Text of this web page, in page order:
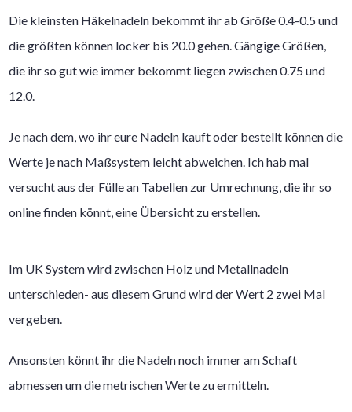
Die kleinsten Häkelnadeln bekommt ihr ab Größe 0.4-0.5 und
die größten können locker bis 20.0 gehen. Gängige Größen,
die ihr so gut wie immer bekommt liegen zwischen 0.75 und
12.0.
Je nach dem, wo ihr eure Nadeln kauft oder bestellt können die
Werte je nach Maßsystem leicht abweichen. Ich hab mal
versucht aus der Fülle an Tabellen zur Umrechnung, die ihr so
online finden könnt, eine Übersicht zu erstellen.
Im UK System wird zwischen Holz und Metallnadeln
unterschieden- aus diesem Grund wird der Wert 2 zwei Mal
vergeben.
Ansonsten könnt ihr die Nadeln noch immer am Schaft
abmessen um die metrischen Werte zu ermitteln.